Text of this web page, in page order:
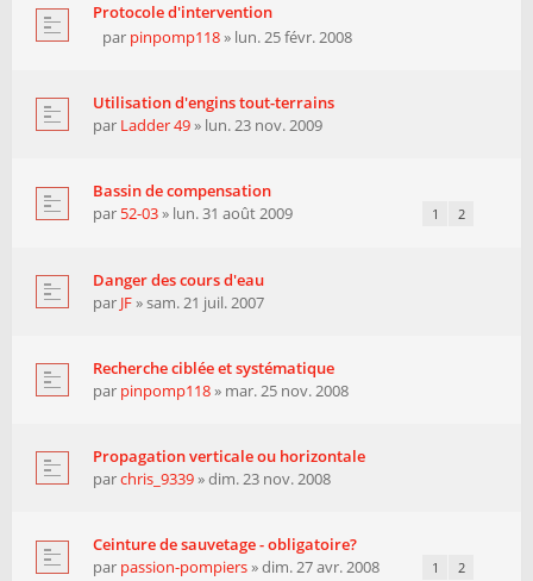
Protocole d'intervention
par pinpomp118» lun. 25 févr. 2008
Utilisation d'engins tout-terrains
par Ladder 49» lun. 23 nov. 2009
Bassin de compensation
par 52-03» lun. 31 août 2009 1 2
Danger des cours d'eau
par JF» sam. 21 juil. 2007
Recherche ciblée et systématique
par pinpomp118» mar. 25 nov. 2008
Propagation verticale ou horizontale
parchris_9339» dim. 23 nov. 2008
Ceinture de sauvetage - obligatoire?
par passion-pompiers» dim. 27 avr. 2008 1 2